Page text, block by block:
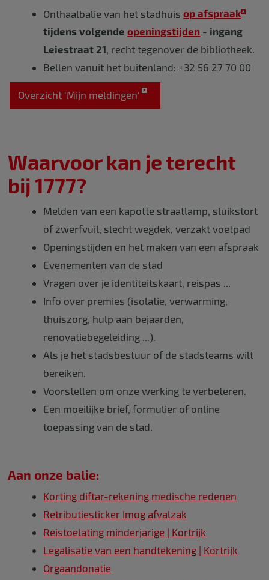
Onthaalbalie van het stadhuisop afspraak
tijdens volgendeopeningstijden - ingang
Leiestraat 21, recht tegenover de bibliotheek.
Bellen vanuit het buitenland: +32 56 27 70 00
Overzicht 'Mijn meldingen'
Waarvoor kan je terecht
bij 1777?
Melden van een kapotte straatlamp, sluikstort
of zwerfvuil, slecht wegdek, verzakt voetpad
Openingstijden en het maken van een afspraak
Evenementen van de stad
Vragen over je identiteitskaart, reispas ...
Info over premies (isolatie, verwarming,
thuiszorg, hulp aan bejaarden,
renovatiebegeleiding ...).
Als je het stadsbestuur of de stadsteams wilt
bereiken.
Voorstellen om onze werking te verbeteren.
Een moeilijke brief, formulier of online
toepassing van de stad.
Aan onze balie:
Korting diftar-rekening medische redenen
Retributiesticker Imog afvalzak
Reistoelating minderjarige | Kortrijk
Legalisatie van een handtekening | Kortrijk
Orgaandonatie